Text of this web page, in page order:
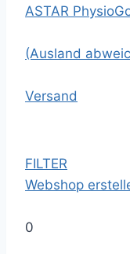
ASTAR
(Ausland
Versand
FILTER
Webshop
0